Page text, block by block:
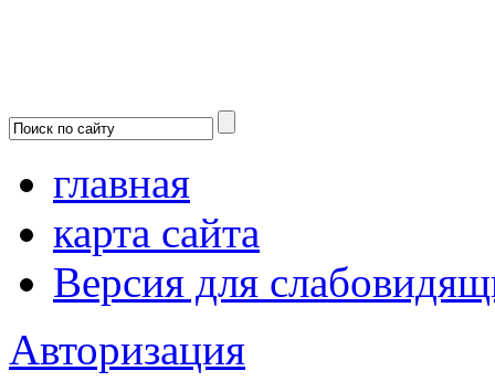
главная
карта сайта
Версия для
Авторизация